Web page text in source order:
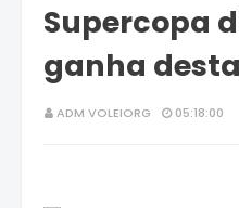
Supercopa
ganha
ADM VOLEIORG 05:18:00